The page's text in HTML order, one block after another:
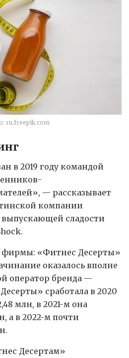
ru.freepik.com
в 2019 году командой
— рассказывает
компании
сладости
фирмы: «Фитнес Десерты»
оказалось вполне
оператор бренда —
сработала в 2020
млн, в 2021-м она
а в 2022-м почти
Десертам»